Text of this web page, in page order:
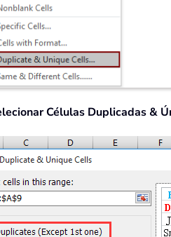
Células Duplicadas &